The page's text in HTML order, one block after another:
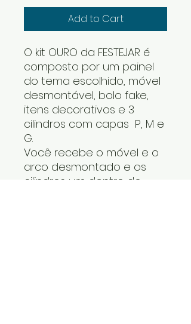
Add to Cart
O kit OURO da FESTEJAR é
composto por um painel
do tema escolhido, móvel
desmontável, bolo fake,
itens decorativos e 3
cilindros com capas P, M e
G.
Você recebe o móvel e o
arco desmontado e os
cilindros um dentro do